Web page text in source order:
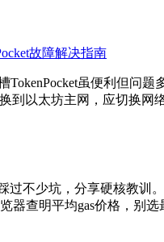
故障解决指南
TokenPocket虽便利但问
到以太坊主网，应切换网
过不少坑，分享硬核教训
器查明平均gas价格，别